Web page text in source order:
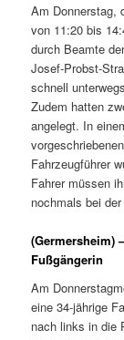
Am Donnerstag,
von 11:20 bis
durch Beamte
Josef-Probst-
schnell
Zudem hatten
angelegt. In
Fahrzeugführer
Fahrer müssen
nochmals bei
(Germersheim)
Fußgängerin
Am
eine 34-jährige
nach links in die